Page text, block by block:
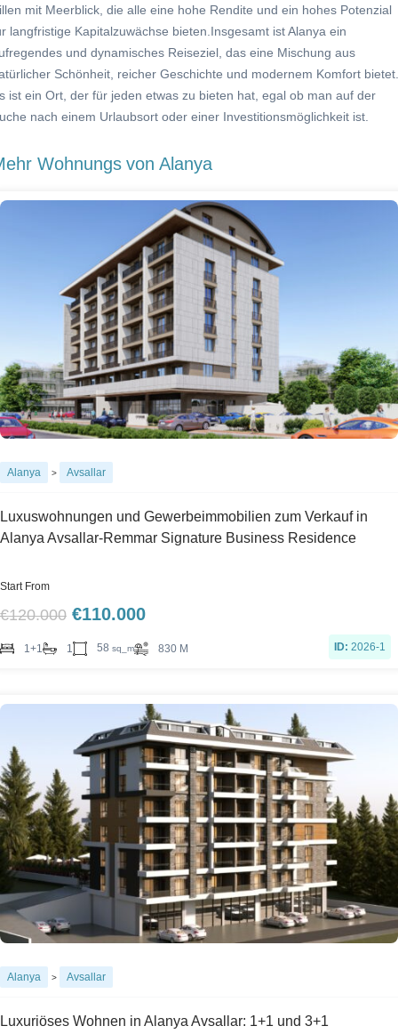
mit Meerblick, die alle eine hohe Rendite und ein hohes Potenzial
langfristige Kapitalzuwächse bieten.Insgesamt ist Alanya ein
und dynamisches Reiseziel, das eine Mischung aus
Schönheit, reicher Geschichte und modernem Komfort bietet.
ist ein Ort, der für jeden etwas zu bieten hat, egal ob man auf der
nach einem Urlaubsort oder einer Investitionsmöglichkeit ist.
Wohnungs von Alanya
Alanya > Avsallar
Luxuswohnungen und Gewerbeimmobilien zum Verkauf in
Alanya Avsallar-Remmar Signature Business Residence
Start From
€120.000 €110.000
1+1 1 58 sq_m 830 M ID: 2026-1
Alanya > Avsallar
Luxuriöses Wohnen in Alanya Avsallar: 1+1 und 3+1